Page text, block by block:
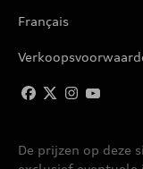
Français
De prijzen op deze